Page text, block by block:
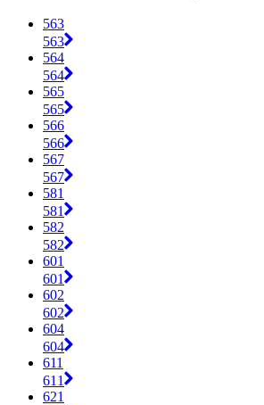
563
563
564
564
565
565
566
566
567
567
581
581
582
582
601
601
602
602
604
604
611
611
621